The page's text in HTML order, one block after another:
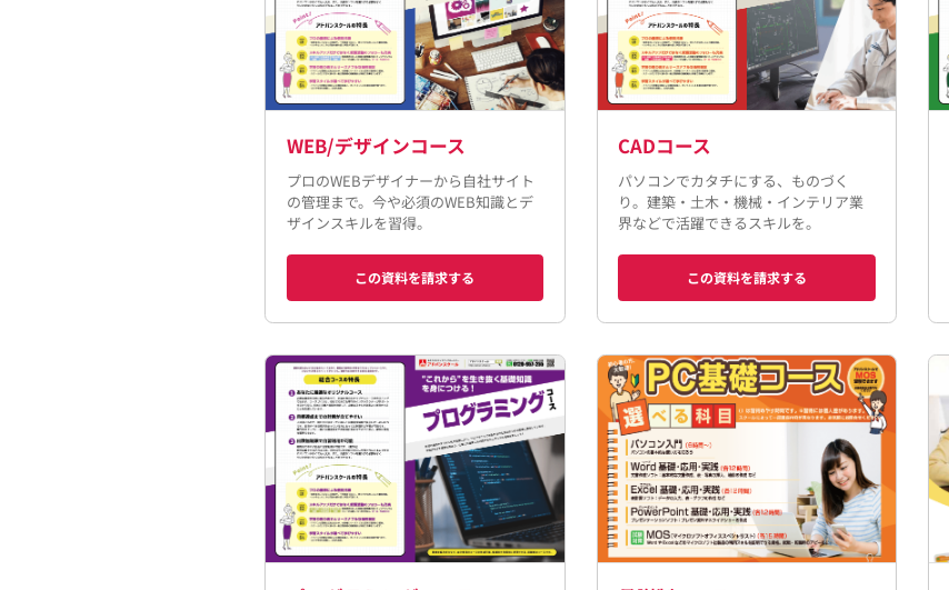
WEB/デザインコース
プロのWEBデザイナーから自社サイト
の管理まで。今や必須のWEB知識とデ
ザインスキルを習得。
この資料を請求する
CADコース
パソコンでカタチにする、ものづく
り。建築・土木・機械・インテリア業
界などで活躍できるスキルを。
この資料を請求する